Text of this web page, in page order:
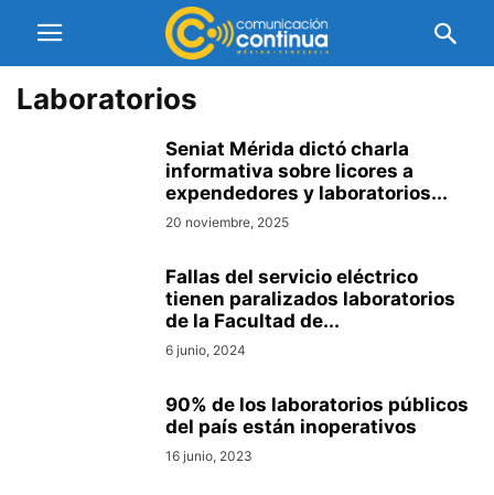
Laboratorios
Seniat Mérida dictó charla
informativa sobre licores a
expendedores y laboratorios...
20 noviembre, 2025
Fallas del servicio eléctrico
tienen paralizados laboratorios
de la Facultad de...
6 junio, 2024
90% de los laboratorios públicos
del país están inoperativos
16 junio, 2023